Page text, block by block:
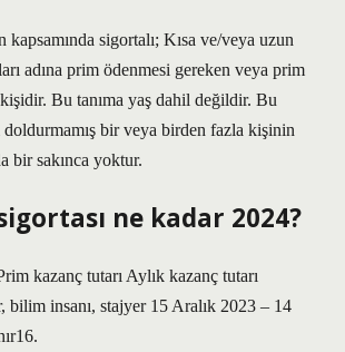
kapsamında sigortalı; Kısa ve/veya uzun
adına prim ödenmesi gereken veya prim
Bu tanıma yaş dahil değildir. Bu
doldurmamış bir veya birden fazla kişinin
bir sakınca yoktur.
ne kadar 2024?
kazanç tutarı Aylık kazanç tutarı
bilim insanı, stajyer 15 Aralık 2023 – 14